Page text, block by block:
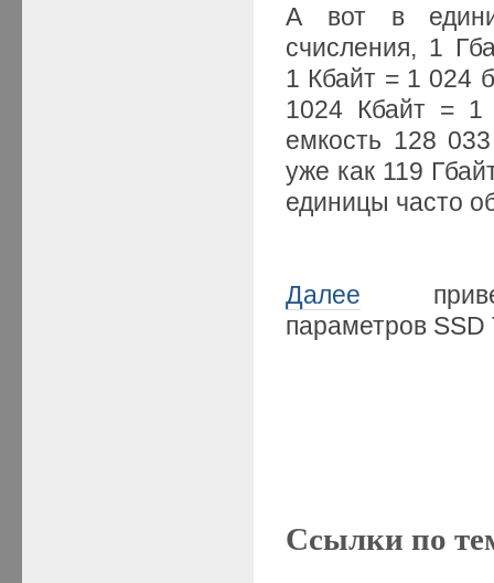
А вот в
счисления, 1
1 Кбайт = 1 024
1024 Кбайт = 1
емкость 128
уже как 119
единицы часто
Далее
параметров
Ссылки по